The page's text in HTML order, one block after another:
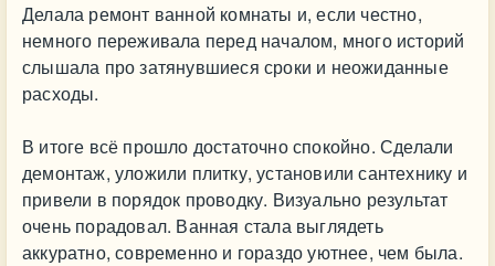
Делала ремонт ванной комнаты и, если честно,
немного переживала перед началом, много историй
слышала про затянувшиеся сроки и неожиданные
расходы.
В итоге всё прошло достаточно спокойно. Сделали
демонтаж, уложили плитку, установили сантехнику и
привели в порядок проводку. Визуально результат
очень порадовал. Ванная стала выглядеть
аккуратно, современно и гораздо уютнее, чем была.